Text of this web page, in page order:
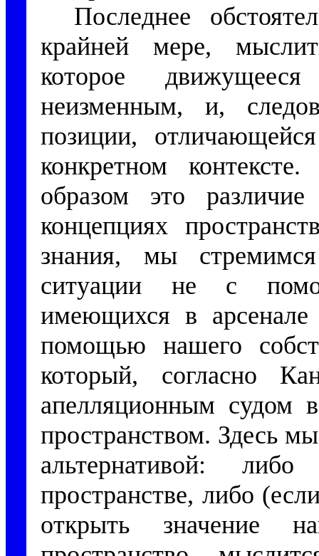
Последнее
крайней мере,
которое
неизменным, и,
позиции,
конкретном
образом это
концепциях
знания, мы стремимся
ситуации не с
имеющихся в
помощью нашего
который, согласно
апелляционным судом
пространством. Здесь
альтернативой:
пространстве, либо
открыть значение